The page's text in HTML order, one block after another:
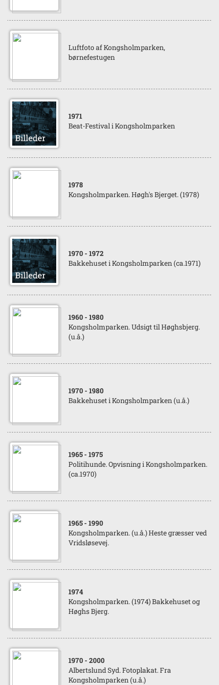
Luftfoto af Kongsholmparken,
børnefestugen
1971
Beat-Festival i Kongsholmparken
1978
Kongsholmparken. Høgh's Bjerget. (1978)
1970 - 1972
Bakkehuset i Kongsholmparken (ca.1971)
1960 - 1980
Kongsholmparken. Udsigt til Høghsbjerg.
(u.å.)
1970 - 1980
Bakkehuset i Kongsholmparken (u.å.)
1965 - 1975
Politihunde. Opvisning i Kongsholmparken.
(ca.1970)
1965 - 1990
Kongsholmparken. (u.å.) Heste græsser ved
Vridsløsevej.
1974
Kongsholmparken. (1974) Bakkehuset og
Høghs Bjerg.
1970 - 2000
Albertslund Syd. Fotoplakat. Fra
Kongsholmparken (u.å.)